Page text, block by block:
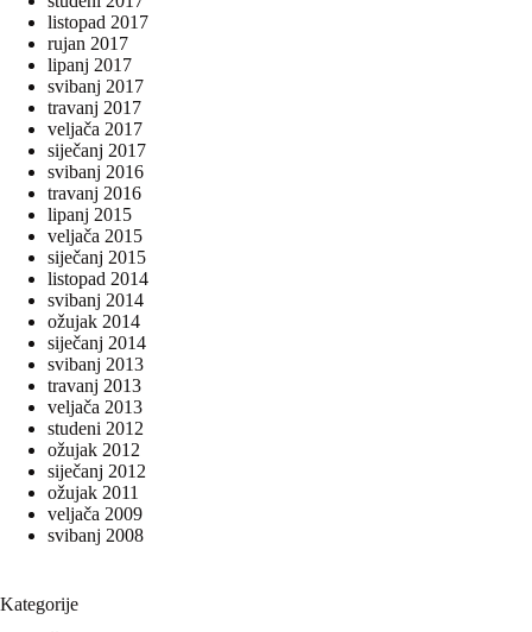
listopad 2017
rujan 2017
lipanj 2017
svibanj 2017
travanj 2017
veljača 2017
siječanj 2017
svibanj 2016
travanj 2016
lipanj 2015
veljača 2015
siječanj 2015
listopad 2014
svibanj 2014
ožujak 2014
siječanj 2014
svibanj 2013
travanj 2013
veljača 2013
studeni 2012
ožujak 2012
siječanj 2012
ožujak 2011
veljača 2009
svibanj 2008
Kategorije